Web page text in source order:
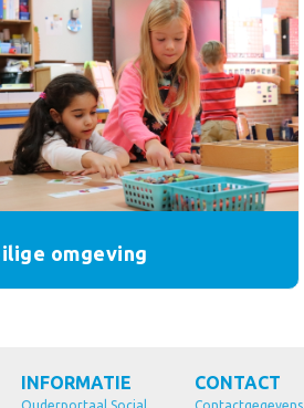
omgeving
INFORMATIE CONTACT